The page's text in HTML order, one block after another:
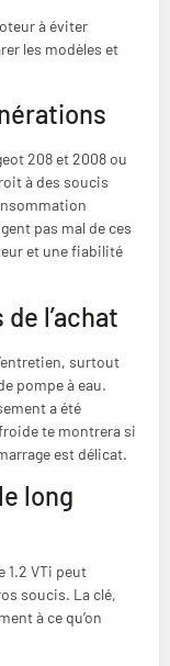
à éviter
les modèles et
208 et 2008 ou
à des soucis
pas mal de ces
et une fiabilité
l’achat
surtout
pompe à eau.
a été
te montrera si
est délicat.
long
1.2 VTi peut
soucis. La clé,
à ce qu’on